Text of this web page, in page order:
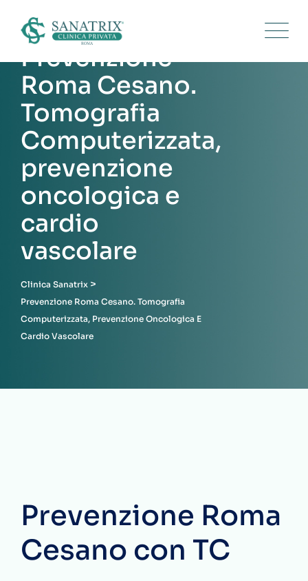
content
Prevenzione
Roma Cesano.
Tomografia
Computerizzata,
prevenzione
oncologica e
cardio
vascolare
Clinica Sanatrix >
Prevenzione Roma Cesano. Tomografia
Computerizzata, Prevenzione Oncologica E
Cardio Vascolare
Prevenzione Roma
Cesano con TC